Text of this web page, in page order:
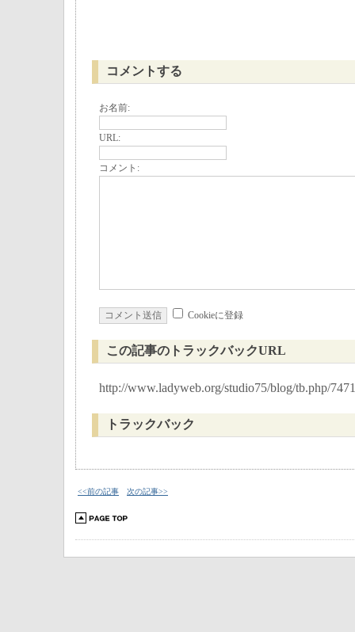
コメントする
お名前:
URL:
コメント:
Cookieに登録
この記事のトラックバックURL
http://www.ladyweb.org/studio75/blog/tb.php/7471
トラックバック
<<前の記事 次の記事>>